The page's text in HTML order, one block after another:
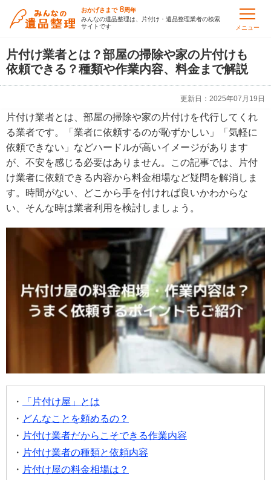
おかげさまで 8周年
みんなの遺品整理は、片付け・遺品整理業者の検索
サイトです
メニュー
片付け業者とは？部屋の掃除や家の片付けも
依頼できる？種類や作業内容、料金まで解説
更新日： 2025年07月19日
片付け業者とは、部屋の掃除や家の片付けを代行してくれ
る業者です。「業者に依頼するのが恥ずかしい」「気軽に
依頼できない」などハードルが高いイメージがあります
が、不安を感じる必要はありません。この記事では、片付
け業者に依頼できる内容から料金相場など疑問を解消しま
す。時間がない、どこから手を付ければ良いかわからな
い、そんな時は業者利用を検討しましょう。
「片付け屋」とは
どんなことを頼めるの？
片付け業者だからこそできる作業内容
片付け業者の種類と依頼内容
片付け屋の料金相場は？